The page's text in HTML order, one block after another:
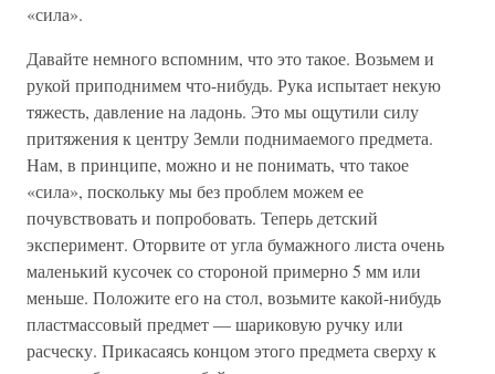
«сила».
Давайте немного вспомним, что это такое. Возьмем и
рукой приподнимем что-нибудь. Рука испытает некую
тяжесть, давление на ладонь. Это мы ощутили силу
притяжения к центру Земли поднимаемого предмета.
Нам, в принципе, можно и не понимать, что такое
«сила», поскольку мы без проблем можем ее
почувствовать и попробовать. Теперь детский
эксперимент. Оторвите от угла бумажного листа очень
маленький кусочек со стороной примерно 5 мм или
меньше. Положите его на стол, возьмите какой-нибудь
пластмассовый предмет — шариковую ручку или
расческу. Прикасаясь концом этого предмета сверху к